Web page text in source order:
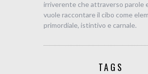
irriverente che attraverso parole
vuole raccontare il cibo come
primordiale, istintivo e carnale.
TAGS